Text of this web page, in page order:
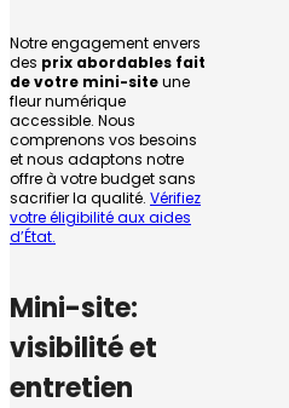
Notre engagement envers
des prix abordables fait
de votre mini-siteune
fleur numérique
accessible. Nous
comprenons vos besoins
et nous adaptons notre
offre à votre budget sans
sacrifier la qualité. Vérifiez
votre éligibilité aux aides
d’État.
Mini-site:
visibilité et
entretien